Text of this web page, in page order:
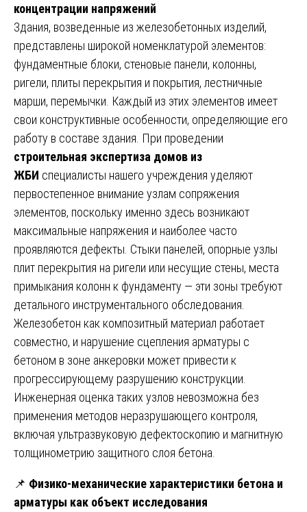
концентрации напряжений
Здания, возведенные из железобетонных изделий,
представлены широкой номенклатурой элементов:
фундаментные блоки, стеновые панели, колонны,
ригели, плиты перекрытия и покрытия, лестничные
марши, перемычки. Каждый из этих элементов имеет
свои конструктивные особенности, определяющие его
работу в составе здания. При проведении
строительная экспертиза домов из
ЖБИ специалисты нашего учреждения уделяют
первостепенное внимание узлам сопряжения
элементов, поскольку именно здесь возникают
максимальные напряжения и наиболее часто
проявляются дефекты. Стыки панелей, опорные узлы
плит перекрытия на ригели или несущие стены, места
примыкания колонн к фундаменту — эти зоны требуют
детального инструментального обследования.
Железобетон как композитный материал работает
совместно, и нарушение сцепления арматуры с
бетоном в зоне анкеровки может привести к
прогрессирующему разрушению конструкции.
Инженерная оценка таких узлов невозможна без
применения методов неразрушающего контроля,
включая ультразвуковую дефектоскопию и магнитную
толщинометрию защитного слоя бетона.
📌 Физико-механические характеристики бетона и
арматуры как объект исследования